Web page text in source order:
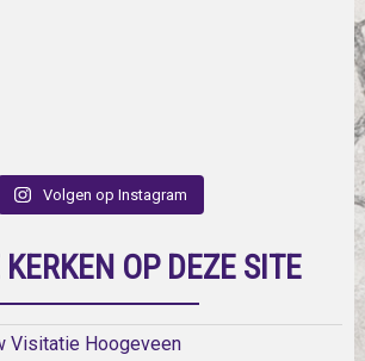
Volgen op Instagram
OP DEZE SITE
Visitatie Hoogeveen